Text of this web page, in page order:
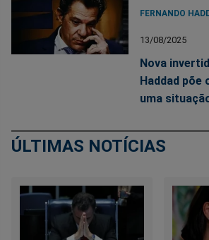
FERNANDO
13/08/2025
Nova
Haddad põe
uma
ÚLTIMAS NOTÍCIAS